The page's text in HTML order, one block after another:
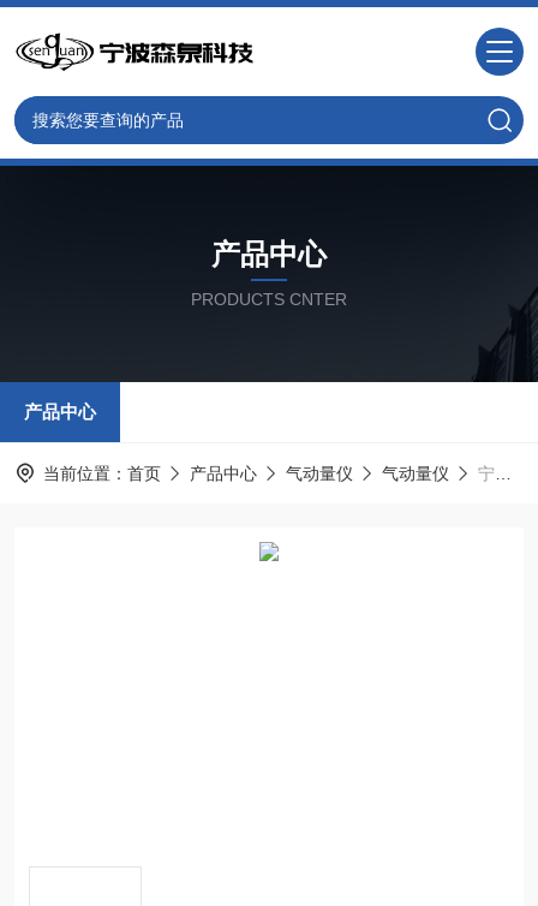
产品中心
PRODUCTS CNTER
产品中心
当前位置： 首页 产品中心 气动量仪 气动量仪 宁波(数显型)双通道气动量仪